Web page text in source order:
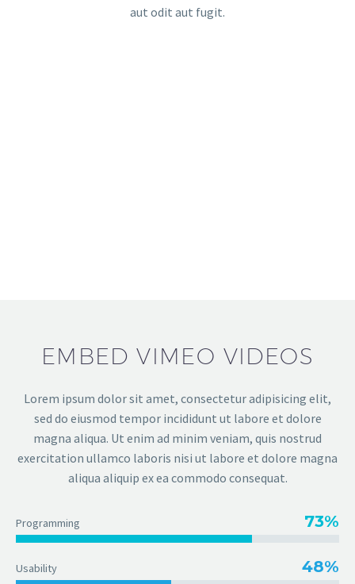
aut odit aut fugit.
EMBED VIMEO VIDEOS
Lorem ipsum dolor sit amet, consectetur adipisicing elit,
sed do eiusmod tempor incididunt ut labore et dolore
magna aliqua. Ut enim ad minim veniam, quis nostrud
exercitation ullamco laboris nisi ut labore et dolore magna
aliqua aliquip ex ea commodo consequat.
Programming 73%
Usability 48%